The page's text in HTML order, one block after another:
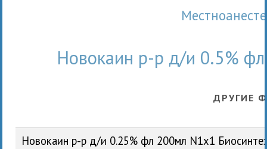
Новокаин р-р д/и 0.5%
ДРУГИЕ
Новокаин р-р д/и 0.25% фл 200мл N1x1